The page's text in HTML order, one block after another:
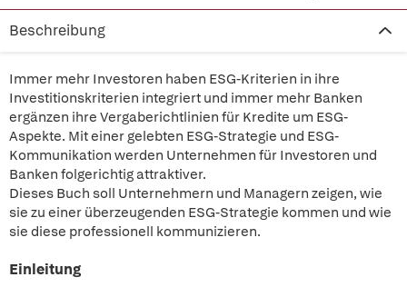
Beschreibung
Immer mehr Investoren haben ESG-Kriterien in ihre
Investitionskriterien integriert und immer mehr Banken
ergänzen ihre Vergaberichtlinien für Kredite um ESG-
Aspekte. Mit einer gelebten ESG-Strategie und ESG-
Kommunikation werden Unternehmen für Investoren und
Banken folgerichtig attraktiver.
Dieses Buch soll Unternehmern und Managern zeigen, wie
sie zu einer überzeugenden ESG-Strategie kommen und wie
sie diese professionell kommunizieren.
Einleitung